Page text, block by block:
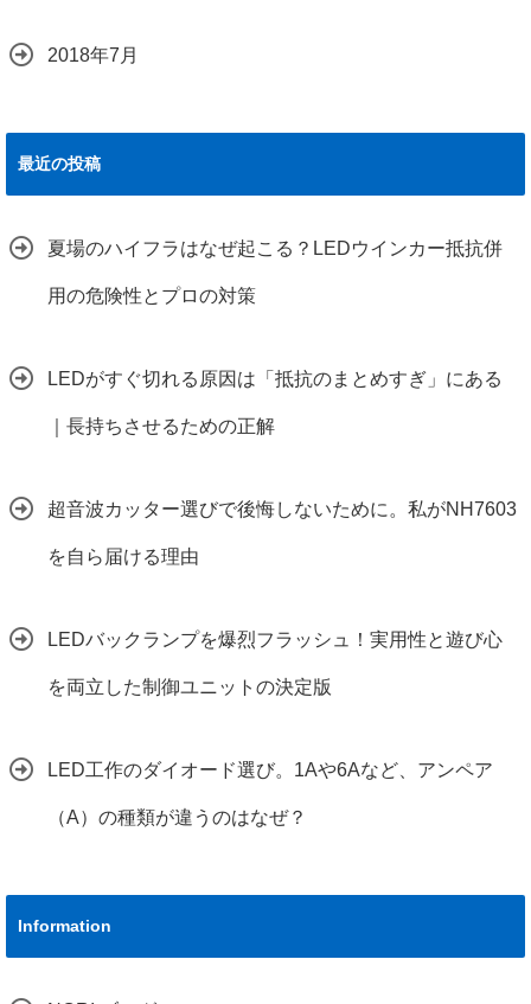
2018年7月
最近の投稿
夏場のハイフラはなぜ起こる？LEDウインカー抵抗併
用の危険性とプロの対策
LEDがすぐ切れる原因は「抵抗のまとめすぎ」にある
｜長持ちさせるための正解
超音波カッター選びで後悔しないために。私がNH7603
を自ら届ける理由
LEDバックランプを爆烈フラッシュ！実用性と遊び心
を両立した制御ユニットの決定版
LED工作のダイオード選び。1Aや6Aなど、アンペア
（A）の種類が違うのはなぜ？
Information